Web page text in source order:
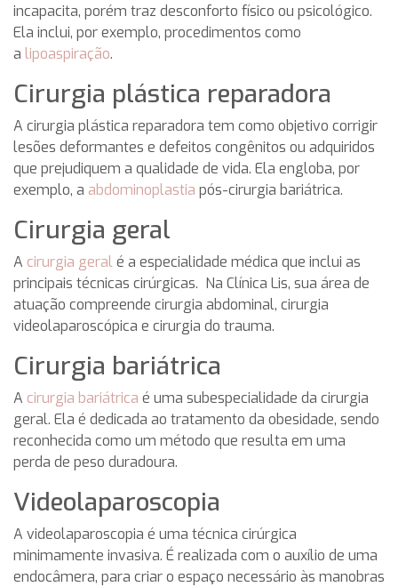
incapacita, porém traz desconforto físico ou psicológico.
Ela inclui, por exemplo, procedimentos como
a lipoaspiração.
Cirurgia plástica reparadora
A cirurgia plástica reparadora tem como objetivo corrigir
lesões deformantes e defeitos congênitos ou adquiridos
que prejudiquem a qualidade de vida. Ela engloba, por
exemplo, a abdominoplastia pós-cirurgia bariátrica.
Cirurgia geral
A cirurgia geralé a especialidade médica que inclui as
principais técnicas cirúrgicas. Na Clínica Lis, sua área de
atuação compreende cirurgia abdominal, cirurgia
videolaparoscópica e cirurgia do trauma.
Cirurgia bariátrica
A cirurgia bariátrica é uma subespecialidade da cirurgia
geral. Ela é dedicada ao tratamento da obesidade, sendo
reconhecida como um método que resulta em uma
perda de peso duradoura.
Videolaparoscopia
A videolaparoscopia é uma técnica cirúrgica
minimamente invasiva. É realizada com o auxílio de uma
endocâmera, para criar o espaço necessário às manobras